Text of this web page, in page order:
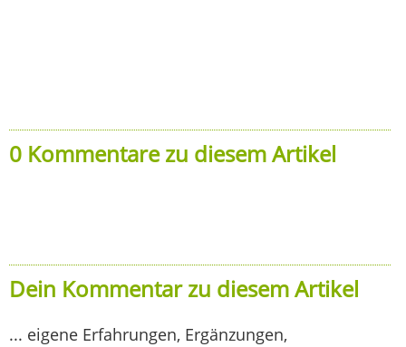
0 Kommentare zu diesem Artikel
Dein Kommentar zu diesem Artikel
... eigene Erfahrungen, Ergänzungen,